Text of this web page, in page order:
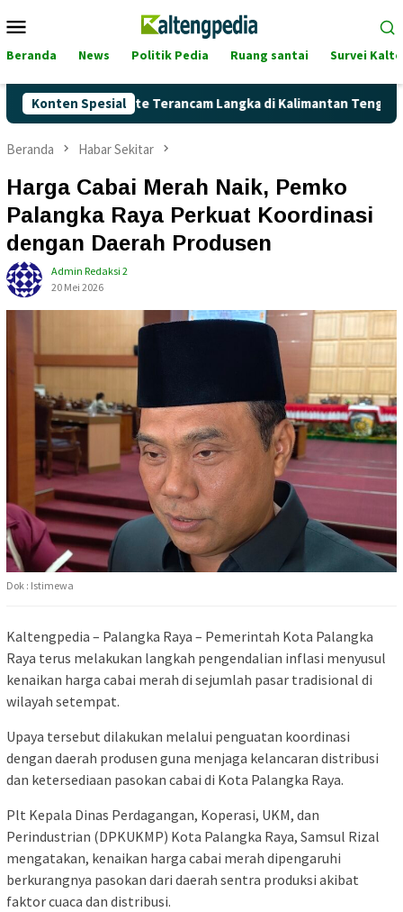
ke
Mobile
Beranda News Politik Pedia Ruang santai Survei
Konten Spesial
Pertalite Terancam Langka di Kalimantan Tengah?
Beranda Habar Sekitar
Harga Cabai Merah Naik, Pemko
Palangka Raya Perkuat Koordinasi
dengan Daerah Produsen
Admin Redaksi 2
20 Mei 2026
Dok : Istimewa
Kaltengpedia – Palangka Raya – Pemerintah Kota Palangka
Raya terus melakukan langkah pengendalian inflasi menyusul
kenaikan harga cabai merah di sejumlah pasar tradisional di
wilayah setempat.
Upaya tersebut dilakukan melalui penguatan koordinasi
dengan daerah produsen guna menjaga kelancaran distribusi
dan ketersediaan pasokan cabai di Kota Palangka Raya.
Plt Kepala Dinas Perdagangan, Koperasi, UKM, dan
Perindustrian (DPKUKMP) Kota Palangka Raya, Samsul Rizal
mengatakan, kenaikan harga cabai merah dipengaruhi
berkurangnya pasokan dari daerah sentra produksi akibat
faktor cuaca dan distribusi.